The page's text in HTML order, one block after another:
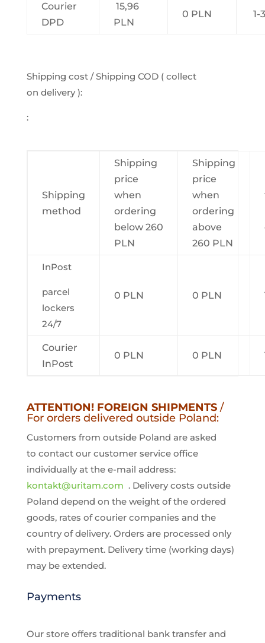
Courier
DPD
15,96
PLN
0 PLN 1-
Shipping cost / Shipping COD ( collect
on delivery ):
:
Shipping
method
Shipping
price
when
ordering
below 260
PLN
Shipping
price
when
ordering
above
260 PLN
InPost
parcel
lockers
24/7
0 PLN 0 PLN
Courier
InPost
0 PLN 0 PLN
ATTENTION! FOREIGN SHIPMENTS/
For orders delivered outside Poland:
Customers from outside Poland are asked
to contact our customer service office
individually at the e-mail address:
kontakt@uritam.com . Delivery costs outside
Poland depend on the weight of the ordered
goods, rates of courier companies and the
country of delivery. Orders are processed only
with prepayment. Delivery time (working days)
may be extended.
Payments
Our store offers traditional bank transfer and